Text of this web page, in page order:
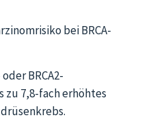
bei BRCA-
BRCA2-
zu 7,8-fach erhöhtes